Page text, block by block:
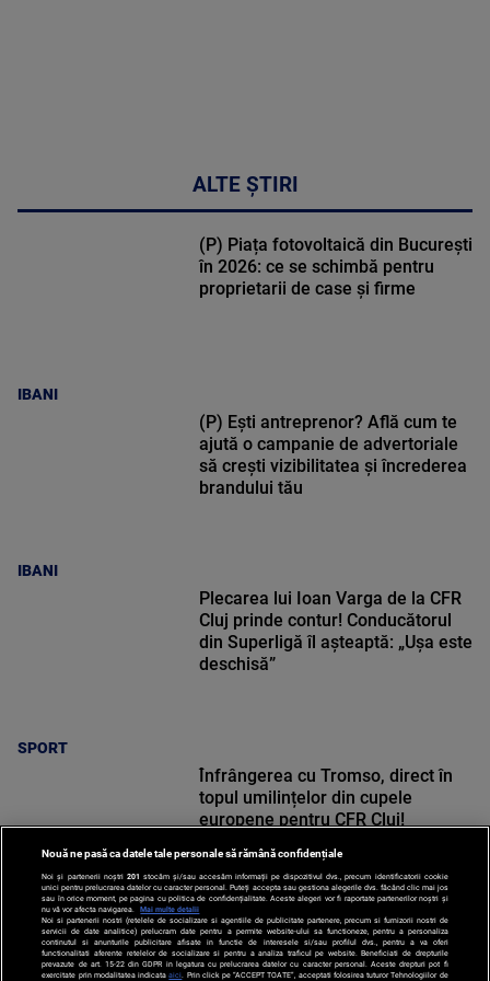
ALTE ȘTIRI
IBANI
(P) Piața fotovoltaică din București
în 2026: ce se schimbă pentru
proprietarii de case și firme
IBANI
(P) Ești antreprenor? Află cum te
ajută o campanie de advertoriale
să crești vizibilitatea și încrederea
brandului tău
SPORT
Plecarea lui Ioan Varga de la CFR
Cluj prinde contur! Conducătorul
din Superligă îl așteaptă: „Ușa este
deschisă”
SPORT
Înfrângerea cu Tromso, direct în
topul umilințelor din cupele
europene pentru CFR Cluj!
Nouă ne pasă ca datele tale personale să rămână confidențiale
Noi și partenerii noștri 201 stocăm și/sau accesăm informații pe dispozitivul dvs., precum identificatorii cookie
unici pentru prelucrarea datelor cu caracter personal. Puteți accepta sau gestiona alegerile dvs. făcând clic mai jos
sau în orice moment, pe pagina cu politica de confidențialitate. Aceste alegeri vor fi raportate partenerilor noștri și
nu vă vor afecta navigarea.
Mai multe detalii
Noi si partenerii nostri (retelele de socializare si agentiile de publicitate partenere, precum si furnizorii nostri de
servicii de date analitice) prelucram date pentru a permite website-ului sa functioneze, pentru a personaliza
continutul si anunturile publicitare afisate in functie de interesele si/sau profilul dvs., pentru a va oferi
functionalitati aferente retelelor de socializare si pentru a analiza traficul pe website. Beneficiati de drepturile
prevazute de art. 15-22 din GDPR in legatura cu prelucrarea datelor cu caracter personal. Aceste drepturi pot fi
exercitate prin modalitatea indicataaici . Prin click pe “ACCEPT TOATE”, acceptati folosirea tuturor Tehnologiilor de